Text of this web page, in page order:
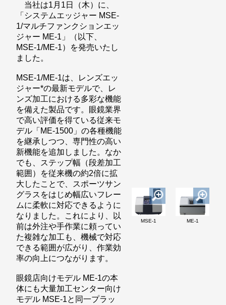
当社は1月1日（木）に、
「システムエッジャー MSE-
1/マルチファンクションエッ
ジャー ME-1」（以下、
MSE-1/ME-1）を発売いたし
ました。
MSE-1/ME-1は、レンズエッ
ジャー*の最新モデルで、レ
ンズ加工における多彩な機能
を備えた製品です。眼鏡業界
で高い評価を得ている従来モ
デル「ME-1500」の各種機能
を継承しつつ、専門性の高い
新機能を追加しました。なか
でも、ステップ幅（段差加工
範囲）を従来機の約2倍に拡
大したことで、スポーツサン
グラスをはじめ幅広いフレー
ムに柔軟に対応できるように
なりました。これにより、以
前は外注や手作業に頼ってい
た複雑な加工も、機械で対応
できる範囲が広がり、作業効
率の向上につながります。
眼鏡店向けモデル ME-1の本
体にも大量加工センター向け
モデル MSE-1と同一プラッ
MSE-1 ME-1